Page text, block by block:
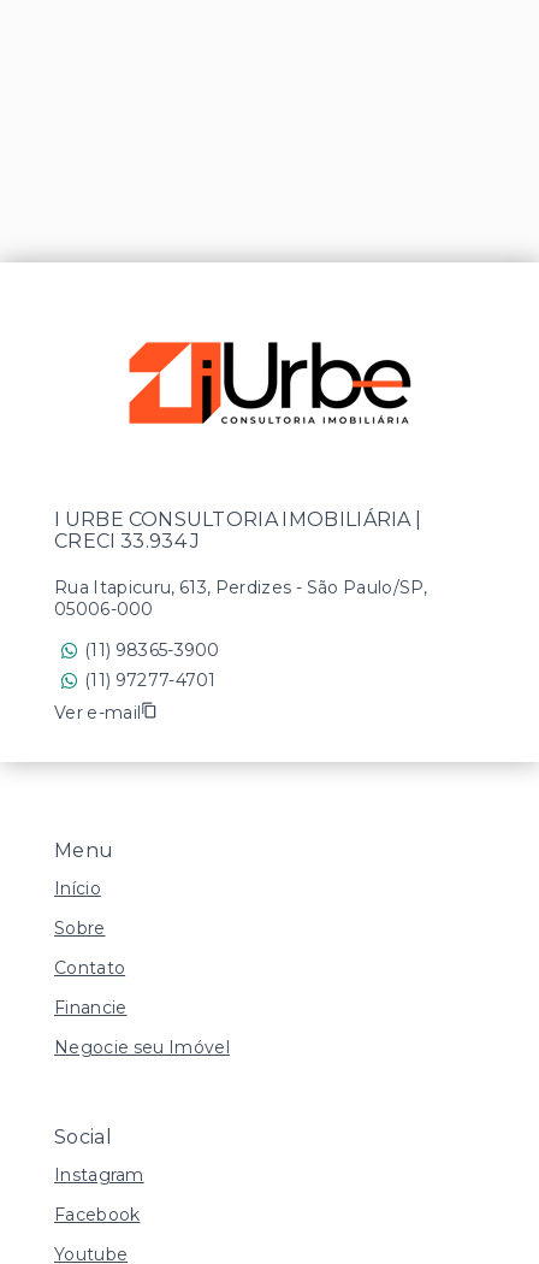
Menu
Início
Sobre
Contato
Financie
Negocie seu Imóvel
Social
Instagram
Facebook
Youtube
I URBE CONSULTORIA IMOBILIÁRIA |
CRECI 33.934 J
Rua Itapicuru, 613, Perdizes - São Paulo/SP,
05006-000
(11) 98365-3900
(11) 97277-4701
Ver e-mail